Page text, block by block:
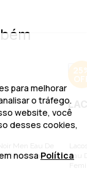
Men Eau De
Masculino
Eau
para melhorar
o tráfego.
website, você
desses cookies,
nossa Política